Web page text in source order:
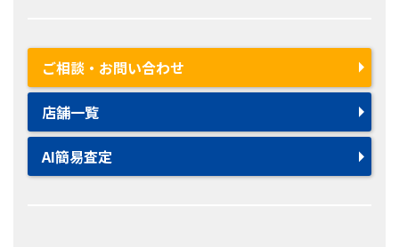
ご相談・お問い合わせ
店舗一覧
AI簡易査定